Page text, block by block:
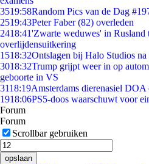
3519:58Random Pics van de Dag
2519:43Peter Faber (82) overleden
2418:41'Zwarte weduwes' in Rusland
overlijdensuitkering
1518:32Ontslagen bij Halo Studios
3018:32Trump grijpt weer in op
geboorte in VS
3118:19Amsterdams dierenasiel
1918:06PS5-doos waarschuwt voor
Forum
Forum
Scrollbar gebruiken
opslaan